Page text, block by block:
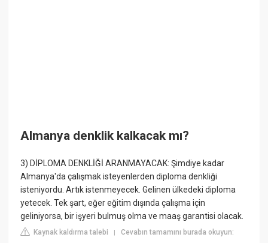
Almanya denklik kalkacak mı?
3) DİPLOMA DENKLİĞİ ARANMAYACAK: Şimdiye kadar
Almanya'da çalışmak isteyenlerden diploma denkliği
isteniyordu. Artık istenmeyecek. Gelinen ülkedeki diploma
yetecek. Tek şart, eğer eğitim dışında çalışma için
geliniyorsa, bir işyeri bulmuş olma ve maaş garantisi olacak.
Kaynak kaldırma talebi |Cevabın tamamını burada okuyun: